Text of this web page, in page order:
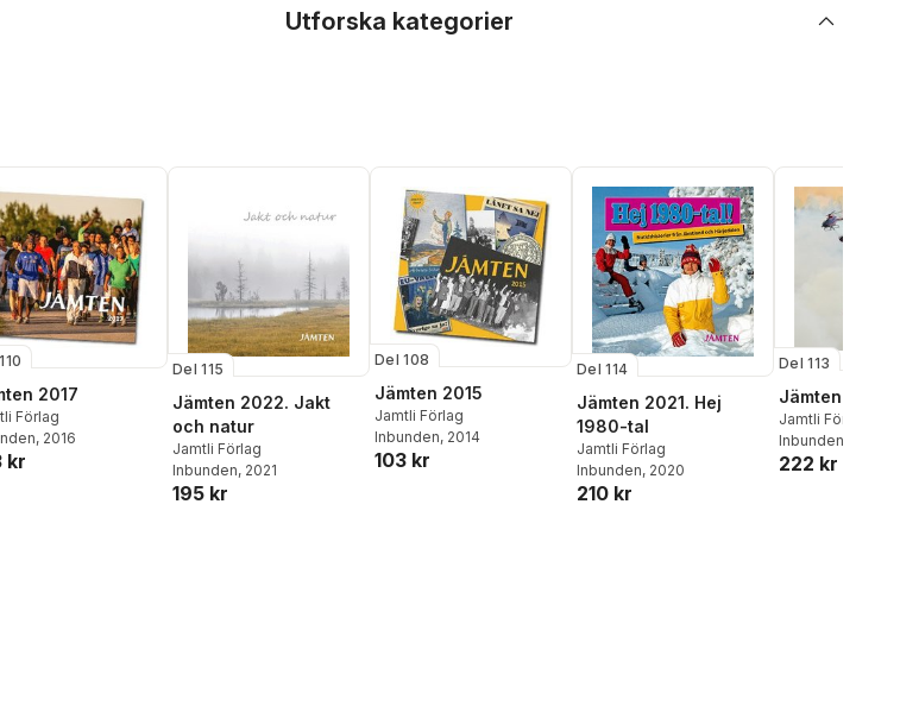
Utforska kategorier
2017
Förlag
, 2016
kr
Del 115
Jämten 2022. Jakt
och natur
Jamtli Förlag
Inbunden, 2021
195 kr
Del 108
Jämten 2015
Jamtli Förlag
Inbunden, 2014
103 kr
Del 114
Jämten 2021. Hej
1980-tal
Jamtli Förlag
Inbunden, 2020
210 kr
Del 113
Jämten 2020
Jamtli Förlag
Inbunden
222 kr